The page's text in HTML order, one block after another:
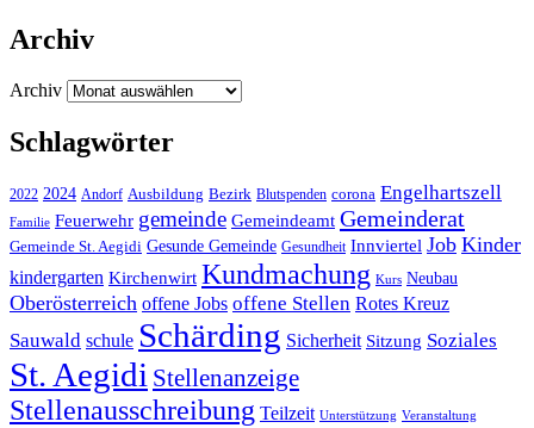
Archiv
Archiv
Schlagwörter
2022 2024 Andorf Ausbildung Bezirk Blutspenden corona Engelhartszell
Familie Feuerwehr gemeinde Gemeindeamt Gemeinderat
Gemeinde St. Aegidi Gesunde Gemeinde Gesundheit Innviertel Job Kinder
kindergarten Kirchenwirt Kundmachung Kurs Neubau
Oberösterreich offene Jobs offene Stellen Rotes Kreuz
Sauwald schule Schärding Sicherheit Sitzung Soziales
St. Aegidi Stellenanzeige
Stellenausschreibung Teilzeit Unterstützung Veranstaltung